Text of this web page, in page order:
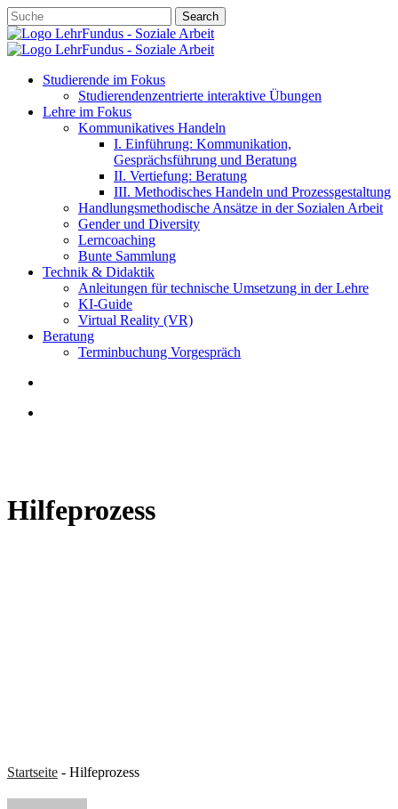
Skip
to
main
content
Search
Close
Search
account
search
Menu
Studierende im Fokus
Studierendenzentrierte interaktive Übungen
Lehre im Fokus
Kommunikatives Handeln
I. Einführung: Kommunikation,
Gesprächsführung und Beratung
II. Vertiefung: Beratung
III. Methodisches Handeln und Prozessgestaltung
Handlungsmethodische Ansätze in der Sozialen Arbeit
Gender und Diversity
Lerncoaching
Bunte Sammlung
Technik & Didaktik
Anleitungen für technische Umsetzung in der Lehre
KI-Guide
Virtual Reality (VR)
Beratung
Terminbuchung Vorgespräch
Hilfeprozess
Startseite - Hilfeprozess